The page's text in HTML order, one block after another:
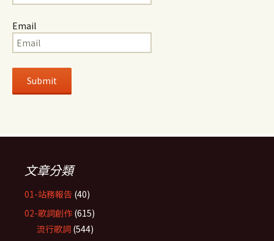
Email
文章分類
01-站務報告 (40)
02-歌詞創作 (615)
流行歌詞 (544)